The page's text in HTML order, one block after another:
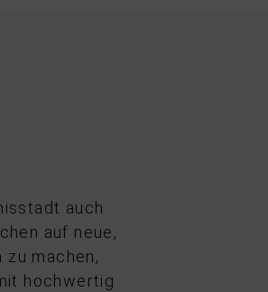
auch
auf neue,
machen,
hochwertig